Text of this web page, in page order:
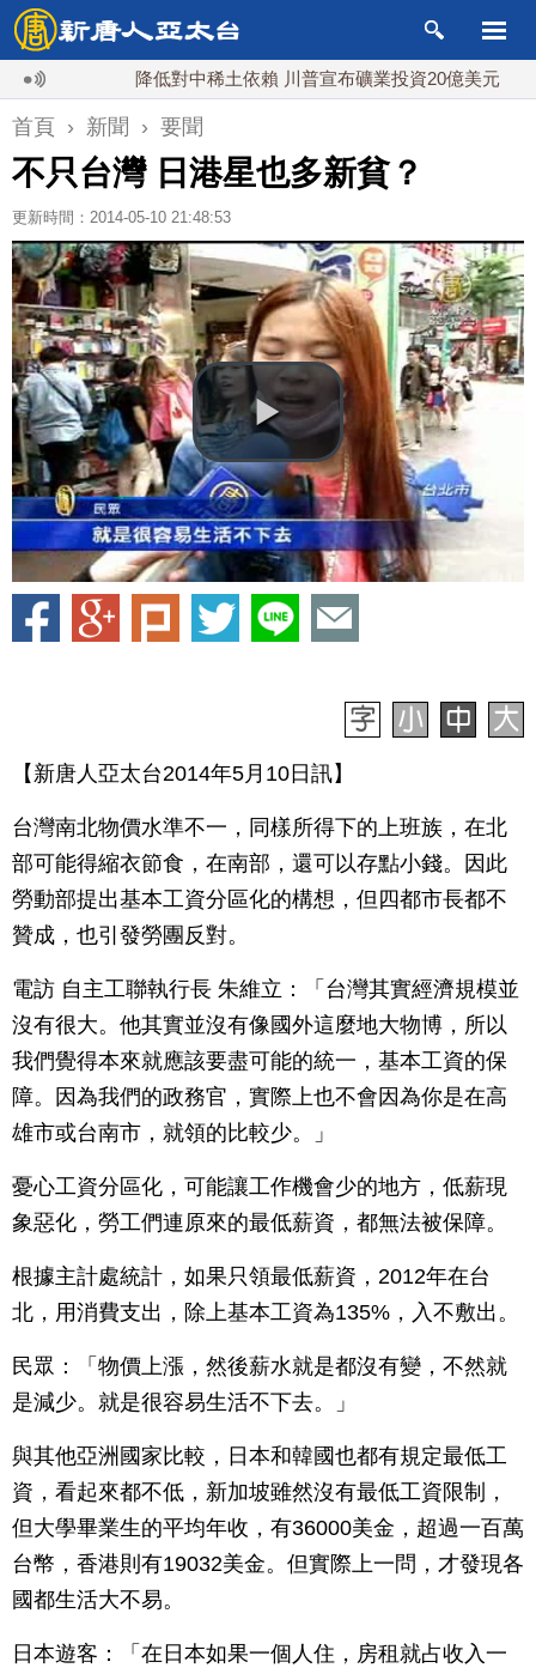
降低對中稀土依賴 川普宣布礦業投資20億美元 中
首頁 › 新聞 › 要聞
不只台灣 日港星也多新貧？
更新時間：2014-05-10 21:48:53
【新唐人亞太台2014年5月10日訊】
台灣南北物價水準不一，同樣所得下的上班族，在北
部可能得縮衣節食，在南部，還可以存點小錢。因此
勞動部提出基本工資分區化的構想，但四都市長都不
贊成，也引發勞團反對。
電訪 自主工聯執行長 朱維立：「台灣其實經濟規模並
沒有很大。他其實並沒有像國外這麼地大物博，所以
我們覺得本來就應該要盡可能的統一，基本工資的保
障。因為我們的政務官，實際上也不會因為你是在高
雄市或台南市，就領的比較少。」
憂心工資分區化，可能讓工作機會少的地方，低薪現
象惡化，勞工們連原來的最低薪資，都無法被保障。
根據主計處統計，如果只領最低薪資，2012年在台
北，用消費支出，除上基本工資為135%，入不敷出。
民眾：「物價上漲，然後薪水就是都沒有變，不然就
是減少。就是很容易生活不下去。」
與其他亞洲國家比較，日本和韓國也都有規定最低工
資，看起來都不低，新加坡雖然沒有最低工資限制，
但大學畢業生的平均年收，有36000美金，超過一百萬
台幣，香港則有19032美金。但實際上一問，才發現各
國都生活大不易。
日本遊客：「在日本如果一個人住，房租就占收入一